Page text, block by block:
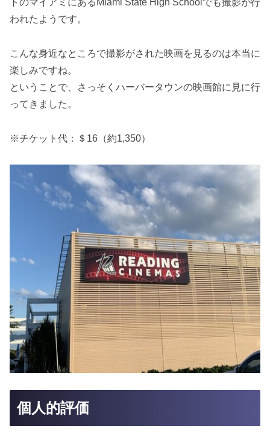
トのマイアミにあるMiami State High Schoolでも撮影が行
われたようです。
こんな身近なところで撮影がされた映画を見るのは本当に
楽しみですね。
ということで、さっそくハーバータウンの映画館に見に行
ってきました。
※チケット代：＄16（約1,350）
個人的評価